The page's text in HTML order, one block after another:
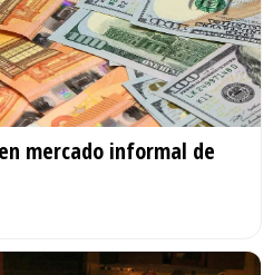
mercado informal de